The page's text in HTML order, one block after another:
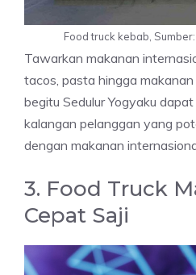
Food truck kebab,
Tawarkan makanan
tacos, pasta hingga
begitu Sedulur Yogyaku
kalangan pelanggan yang
dengan makanan
3. Food Truck
Cepat Saji